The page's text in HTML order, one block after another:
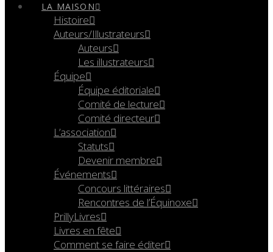
LA MAISON
Histoire
Auteurs/Illustrateurs
Auteurs
Les illustrateurs
Équipe
Équipe éditoriale
Comité de lecture
Comité directeur
L’association
Statuts
Devenir membre
Événements
Concours littéraires
Rencontres de l’Équinoxe
PrillyLivres
Livres en fête
Comment se faire éditer